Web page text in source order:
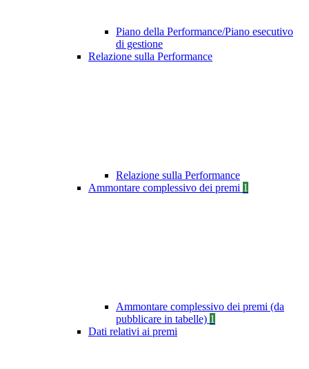
Piano della Performance/Piano esecutivo
di gestione
Relazione sulla Performance
Relazione sulla Performance
Ammontare complessivo dei premi 1
Ammontare complessivo dei premi (da
pubblicare in tabelle) 1
Dati relativi ai premi